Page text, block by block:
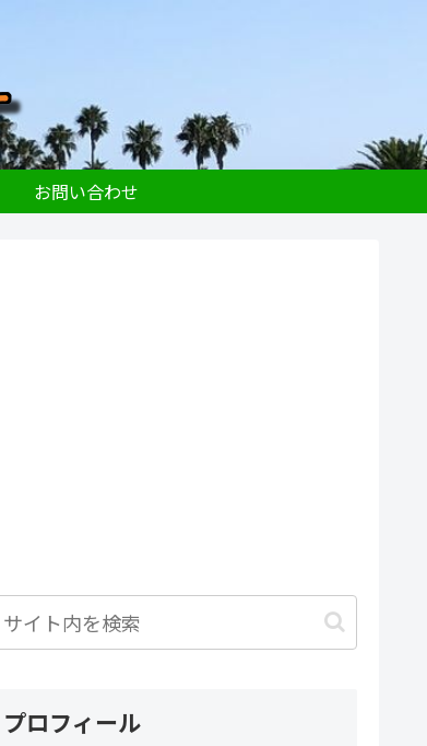
お問い合わせ
プロフィール